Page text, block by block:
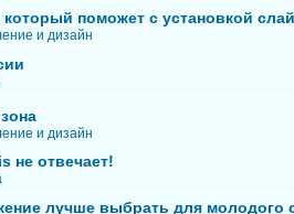
поможет с установкой
и дизайн
и дизайн
не отвечает!
лучше выбрать для молодого